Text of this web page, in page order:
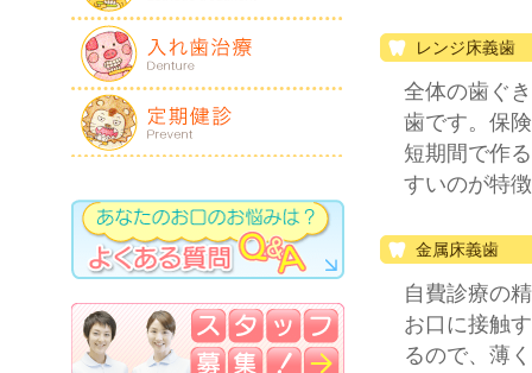
レンジ床義歯
全体の歯ぐ
歯です。保
短期間で作
すいのが特
金属床義歯
自費診療の
お口に接触
るので、薄